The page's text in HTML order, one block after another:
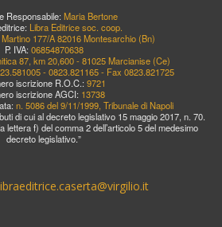
Responsabile: Maria Bertone
Libra Editrice soc. coop.
177/A 82016 Montesarchio (Bn)
P. IVA: 06854870638
87, km 20,600 - 81025 Marcianise (Ce)
- 0823.821165 - Fax 0823.821725
iscrizione R.O.C.: 9721
iscrizione AGCI: 13738
n. 5086 del 9/11/1999, Tribunale di Napoli
di cui al decreto legislativo 15 maggio 2017, n. 70.
lettera f) del comma 2 dell’articolo 5 del medesimo
decreto legislativo.”